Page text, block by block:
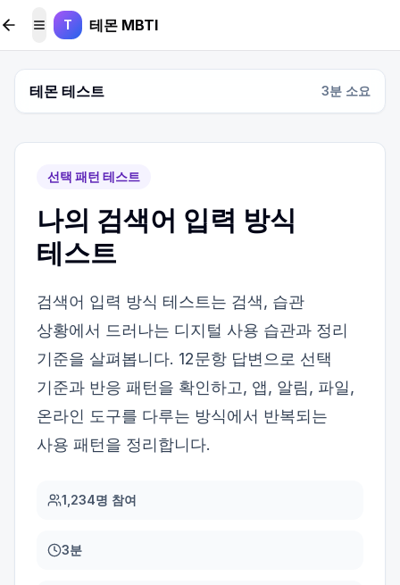
본문 바로가기
메뉴 토글
T 테몬 MBTI
테몬 테스트 3분 소요
선택 패턴 테스트
나의 검색어 입력 방식
테스트
검색어 입력 방식 테스트는 검색, 습관
상황에서 드러나는 디지털 사용 습관과 정리
기준을 살펴봅니다. 12문항 답변으로 선택
기준과 반응 패턴을 확인하고, 앱, 알림, 파일,
온라인 도구를 다루는 방식에서 반복되는
사용 패턴을 정리합니다.
1,234명 참여
3분